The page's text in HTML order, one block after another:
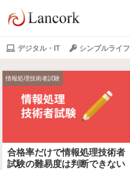
デジタル・IT シンプルライフ
情報処理技術者試験
合格率だけで情報処理技術者
試験の難易度は判断できない